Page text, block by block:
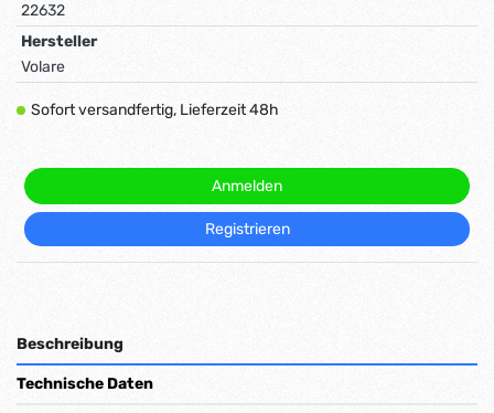
22632
Hersteller
Volare
Sofort versandfertig, Lieferzeit 48h
Anmelden
Registrieren
Beschreibung
Technische Daten